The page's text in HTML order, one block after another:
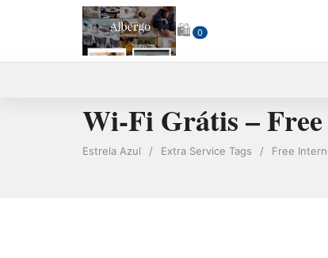
🛍 0
Wi‑Fi Grátis –
Estrela Azul / Extra Service Tags / Free